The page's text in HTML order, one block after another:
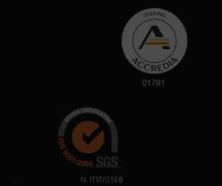
. N. IT17/0158